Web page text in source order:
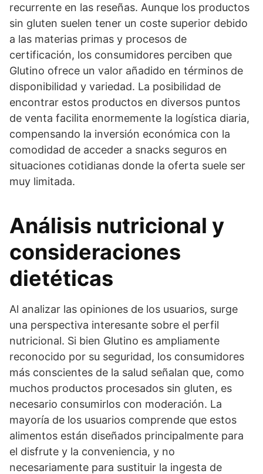
recurrente en las reseñas. Aunque los productos
sin gluten suelen tener un coste superior debido
a las materias primas y procesos de
certificación, los consumidores perciben que
Glutino ofrece un valor añadido en términos de
disponibilidad y variedad. La posibilidad de
encontrar estos productos en diversos puntos
de venta facilita enormemente la logística diaria,
compensando la inversión económica con la
comodidad de acceder a snacks seguros en
situaciones cotidianas donde la oferta suele ser
muy limitada.
Análisis nutricional y
consideraciones
dietéticas
Al analizar las opiniones de los usuarios, surge
una perspectiva interesante sobre el perfil
nutricional. Si bien Glutino es ampliamente
reconocido por su seguridad, los consumidores
más conscientes de la salud señalan que, como
muchos productos procesados sin gluten, es
necesario consumirlos con moderación. La
mayoría de los usuarios comprende que estos
alimentos están diseñados principalmente para
el disfrute y la conveniencia, y no
necesariamente para sustituir la ingesta de